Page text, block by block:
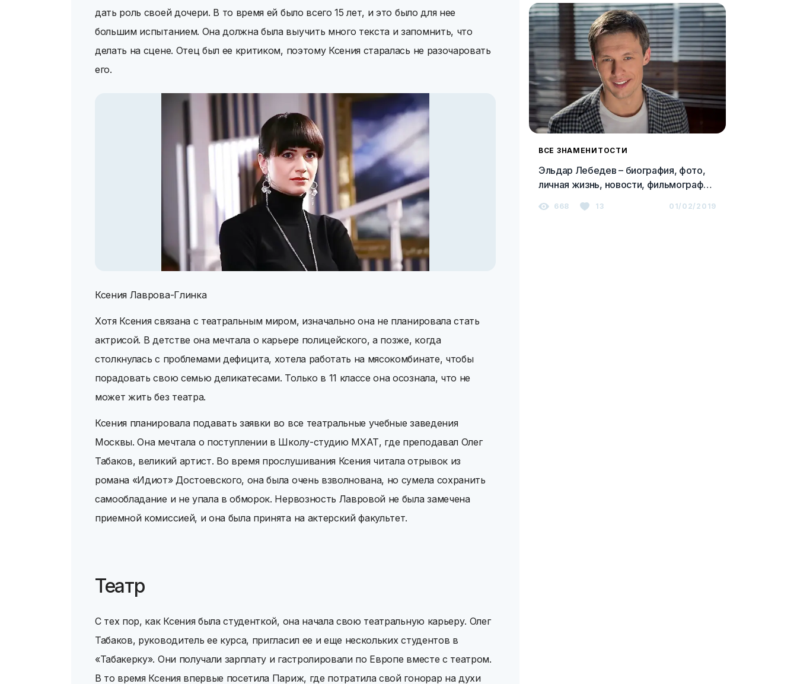
дать роль своей дочери. В то время ей было всего 15 лет, и это было для нее
большим испытанием. Она должна была выучить много текста и запомнить, что
делать на сцене. Отец был ее критиком, поэтому Ксения старалась не разочаровать
его.
Ксения Лаврова-Глинка
Хотя Ксения связана с театральным миром, изначально она не планировала стать
актрисой. В детстве она мечтала о карьере полицейского, а позже, когда
столкнулась с проблемами дефицита, хотела работать на мясокомбинате, чтобы
порадовать свою семью деликатесами. Только в 11 классе она осознала, что не
может жить без театра.
Ксения планировала подавать заявки во все театральные учебные заведения
Москвы. Она мечтала о поступлении в Школу-студию МХАТ, где преподавал Олег
Табаков, великий артист. Во время прослушивания Ксения читала отрывок из
романа «Идиот» Достоевского, она была очень взволнована, но сумела сохранить
самообладание и не упала в обморок. Нервозность Лавровой не была замечена
приемной комиссией, и она была принята на актерский факультет.
Театр
С тех пор, как Ксения была студенткой, она начала свою театральную карьеру. Олег
Табаков, руководитель ее курса, пригласил ее и еще нескольких студентов в
«Табакерку». Они получали зарплату и гастролировали по Европе вместе с театром.
В то время Ксения впервые посетила Париж, где потратила свой гонорар на духи
ВСЕ ЗНАМЕНИТОСТИ
Эльдар Лебедев – биография, фото,
личная жизнь, новости, фильмография
668 13 01/02/2019